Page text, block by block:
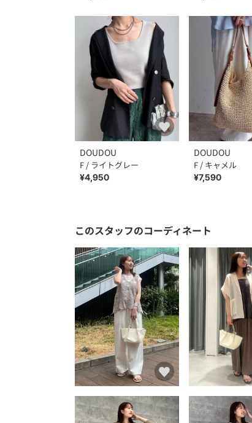
DOUDOU
F / ライトグレー
¥4,950
DOUDOU
F / キャメル
¥7,590
このスタッフのコーディネート